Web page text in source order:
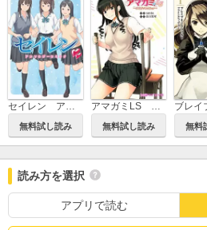
セイレン アンソロジーコミック
無料試し読み
アマガミLS ～はるかAnother～
無料試し読み 無料
読み方を選択
アプリで読む